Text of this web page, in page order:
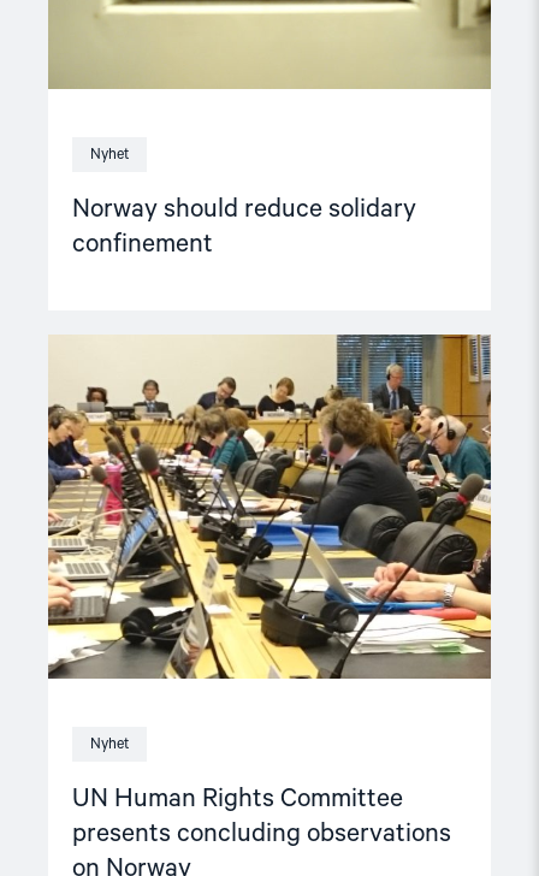
Nyhet
Norway should reduce solidary
confinement
Nyhet
UN Human Rights Committee
presents concluding observations
on Norway
"UN
Human
Rights
Committee
presents
concluding
observations
on
Norway"